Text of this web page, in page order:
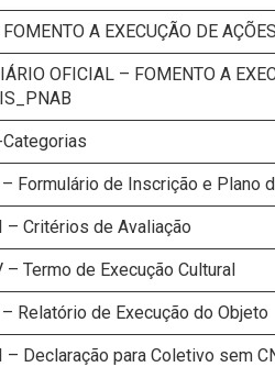
A EXECUÇÃO DE
OFICIAL – FOMENTO A
Formulário de Inscrição e Plano
– Critérios de Avaliação
– Termo de Execução Cultural
– Relatório de Execução do Objeto
– Declaração para Coletivo sem